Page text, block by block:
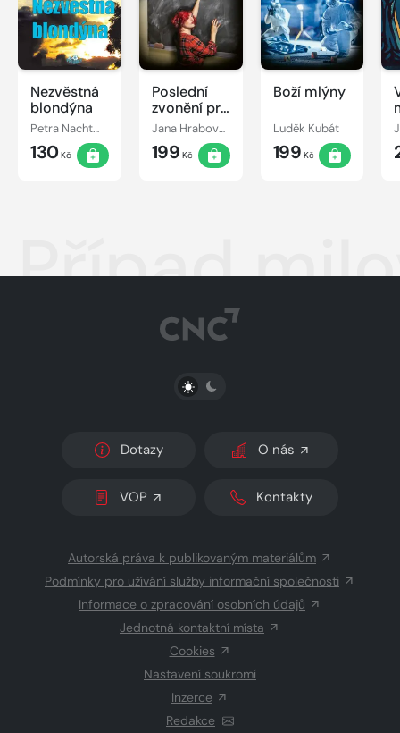
Nezvěstná
blondýna
Petra Nachtmanová
130Kč
Poslední
zvonění pro
vraha
Jana Hrabovská
199 Kč
Boží mlýny
Luděk Kubát
199 Kč
Případ
PŘEPNOUT SVĚTLÝ/TMAVÝ REŽIM
Dotazy O nás
VOP Kontakty
Autorská práva k publikovaným materiálům
Podmínky pro užívání služby informační společnosti
Informace o zpracování osobních údajů
Jednotná kontaktní místa
Cookies
Nastavení soukromí
Inzerce
Redakce